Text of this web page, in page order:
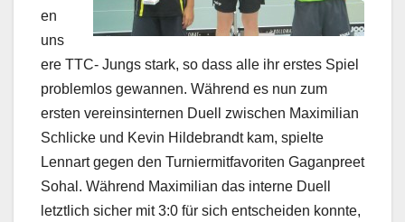
en
uns
ere TTC- Jungs stark, so dass alle ihr erstes Spiel
problemlos gewannen. Während es nun zum
ersten vereinsinternen Duell zwischen Maximilian
Schlicke und Kevin Hildebrandt kam, spielte
Lennart gegen den Turniermitfavoriten Gaganpreet
Sohal. Während Maximilian das interne Duell
letztlich sicher mit 3:0 für sich entscheiden konnte,